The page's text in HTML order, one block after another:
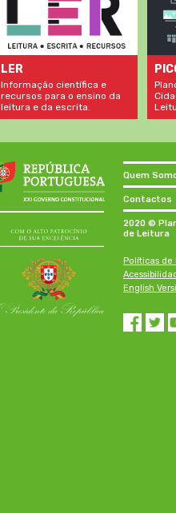
LER
Informação científica e
recursos para o ensino da
leitura e da escrita.
Quem
Contactos
2020 ©
de Leitura
Políticas de
English